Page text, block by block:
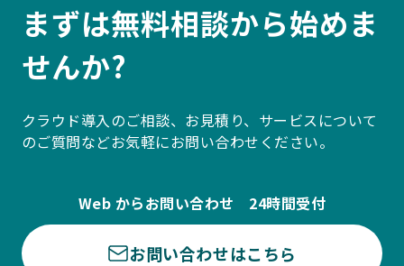
まずは無料相談から始めま
せんか?
クラウド導入のご相談、お見積り、サービスについて
のご質問などお気軽にお問い合わせください。
Web からお問い合わせ 24時間受付
お問い合わせはこちら